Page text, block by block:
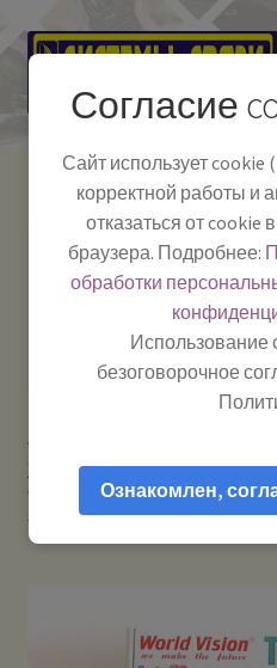
Перейти
навигации
Перейти
содержимому
Как пользоваться
Полезная информация
Мой аккаунт
Системы Связи:
г. Красноярск, ул.
Работаем:Пн-Пт:
10:00–18:00
-
Усилители телесигнала /
World Vision T624 D3
телеприставка DVB-T2 / DVB-C)
Согласие
Сайт использует cookie
корректной работы и
отказаться от cookie
браузера. Подробнее:
обработки
Использование
безоговорочное
Ознакомлен,